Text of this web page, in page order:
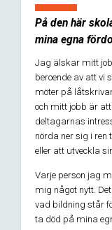
På den här
mina egna
Jag älskar mitt
beroende av att vi
möter på
och mitt jobb är
deltagarnas
nörda ner sig i ren
eller att utveckla
Varje person jag
mig något nytt.
vad bildning står
ta död på mina